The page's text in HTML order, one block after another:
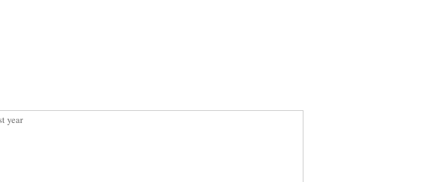
year